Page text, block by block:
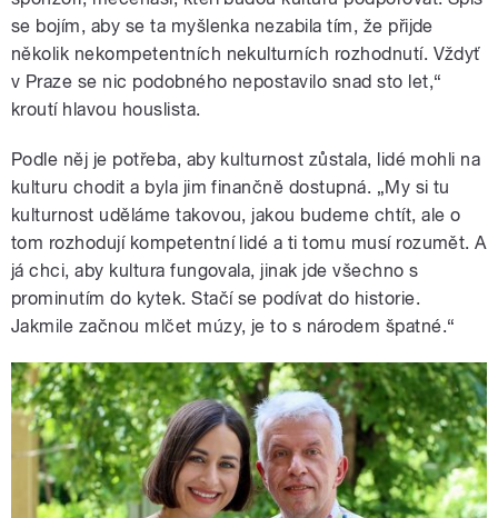
se bojím, aby se ta myšlenka nezabila tím, že přijde
několik nekompetentních nekulturních rozhodnutí. Vždyť
v Praze se nic podobného nepostavilo snad sto let,“
kroutí hlavou houslista.
Podle něj je potřeba, aby kulturnost zůstala, lidé mohli na
kulturu chodit a byla jim finančně dostupná. „My si tu
kulturnost uděláme takovou, jakou budeme chtít, ale o
tom rozhodují kompetentní lidé a ti tomu musí rozumět. A
já chci, aby kultura fungovala, jinak jde všechno s
prominutím do kytek. Stačí se podívat do historie.
Jakmile začnou mlčet múzy, je to s národem špatné.“